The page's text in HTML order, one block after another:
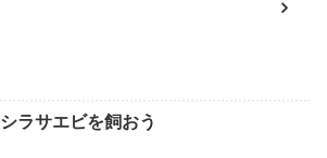
シラサエビを飼おう